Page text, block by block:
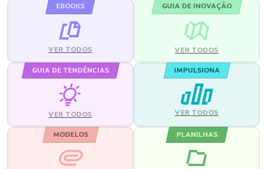
EBOOKS
VER TODOS
GUIA DE INOVAÇÃO
VER TODOS
GUIA DE TENDÊNCIAS
VER TODOS
IMPULSIONA
VER TODOS
MODELOS PLANILHAS